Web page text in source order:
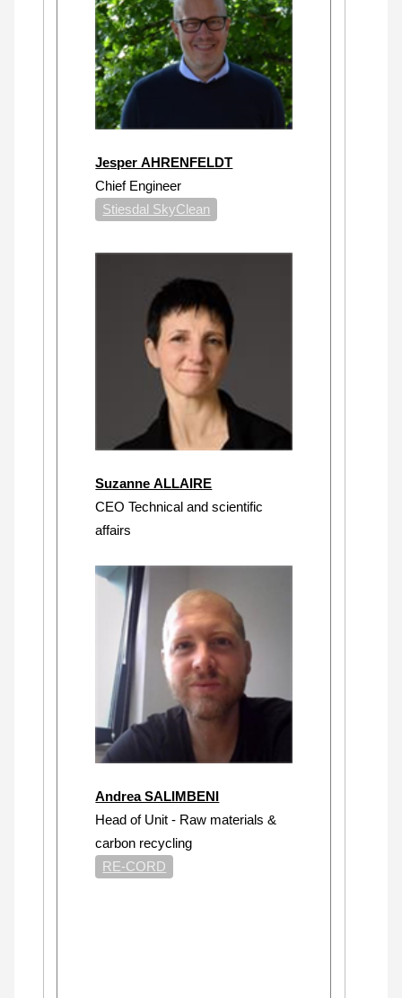
Jesper AHRENFELDT
Chief Engineer
Stiesdal SkyClean
Suzanne ALLAIRE
CEO Technical and scientific
affairs
Andrea SALIMBENI
Head of Unit - Raw materials &
carbon recycling
RE-CORD